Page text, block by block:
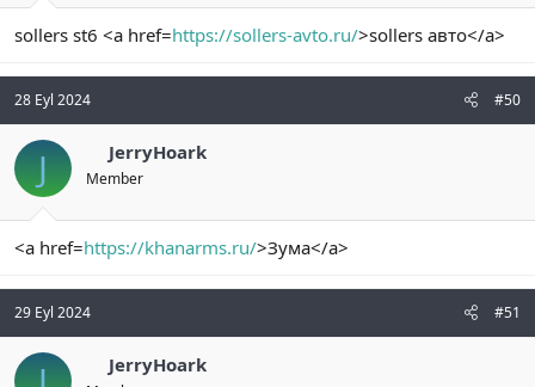
sollers st6 <a href=https://sollers-avto.ru/>sollers авто</a>
28 Eyl 2024 #50
J JerryHoark
Member
<a href=https://khanarms.ru/>Зума</a>
29 Eyl 2024 #51
JerryHoark